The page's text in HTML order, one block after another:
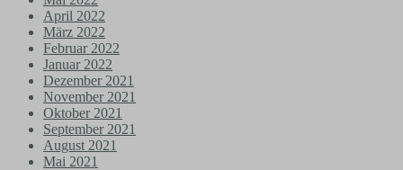
April 2022
März 2022
Februar 2022
Januar 2022
Dezember 2021
November 2021
Oktober 2021
September 2021
August 2021
Mai 2021